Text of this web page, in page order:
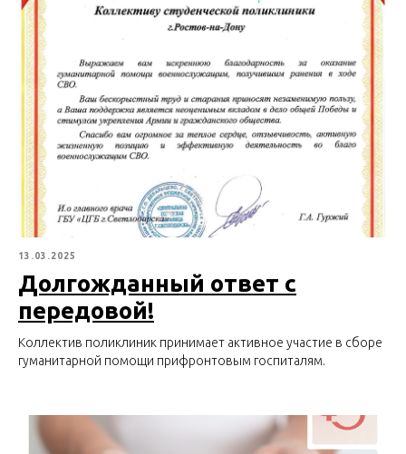
13.03.2025
Долгожданный ответ с
передовой!
Коллектив поликлиник принимает активное участие в сборе
гуманитарной помощи прифронтовым госпиталям.